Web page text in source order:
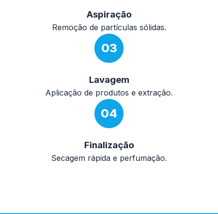
Aspiração
Remoção de partículas sólidas.
03
Lavagem
Aplicação de produtos e extração.
04
Finalização
Secagem rápida e perfumação.